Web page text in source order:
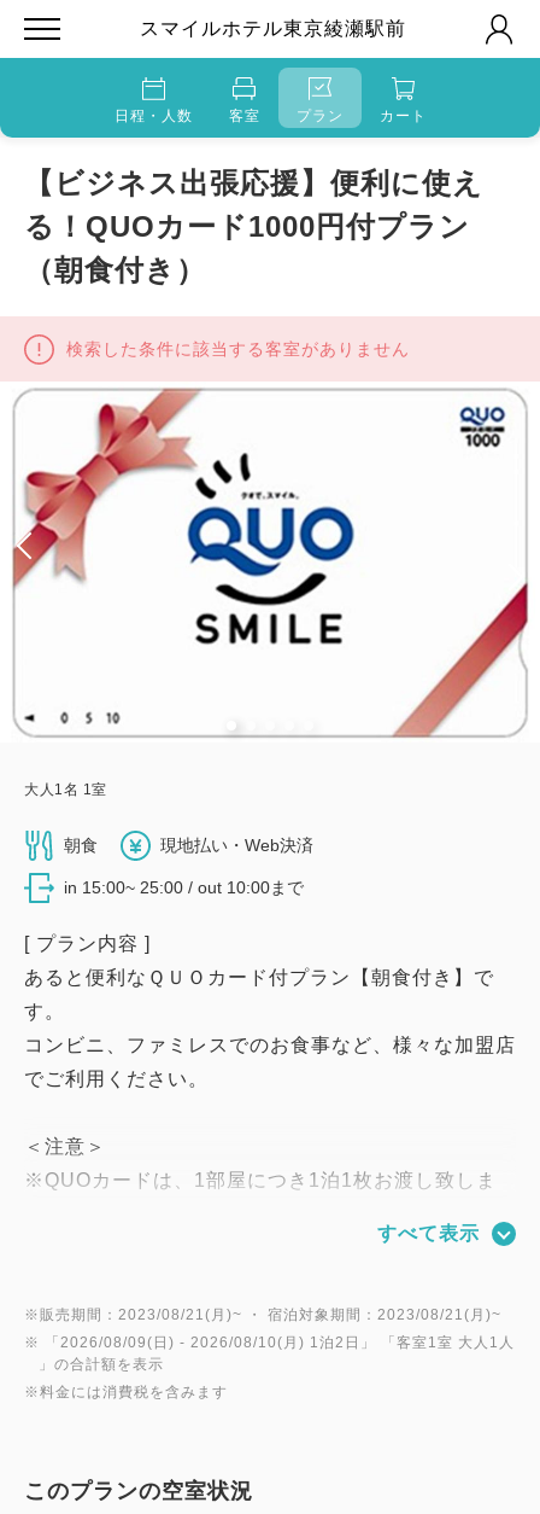
スマイルホテル東京綾瀬駅前
日程・人数 客室 プラン カート
【ビジネス出張応援】便利に使え
る！QUOカード1000円付プラン
（朝食付き）
検索した条件に該当する客室がありません
大人 1 名 1 室
朝食 現地払い・Web決済
in 15:00~ 25:00 / out 10:00まで
[ プラン内容 ]
あると便利なＱＵＯカード付プラン【朝食付き】で
す。
コンビニ、ファミレスでのお食事など、様々な加盟店
でご利用ください。
＜注意＞
※QUOカードは、1部屋につき1泊1枚お渡し致しま
※チェックイン後に減泊となった場合には、ご返金手
「減泊した日数分」のQUOカードをご返却いただき
ます。
すべて表示
※販売期間：2023/08/21(月)~ ・ 宿泊対象期間：2023/08/21(月)~
※ 「 2026/08/09(日) - 2026/08/10(月) 1泊2日 」 「客室1室 大人1人
」の合計額を表示
※料金には消費税を含みます
このプランの空室状況